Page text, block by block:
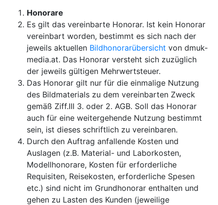
Honorare
Es gilt das vereinbarte Honorar. Ist kein Honorar
vereinbart worden, bestimmt es sich nach der
jeweils aktuellen Bildhonorarübersicht von dmuk-
media.at. Das Honorar versteht sich zuzüglich
der jeweils gültigen Mehrwertsteuer.
Das Honorar gilt nur für die einmalige Nutzung
des Bildmaterials zu dem vereinbarten Zweck
gemäß Ziff.III 3. oder 2. AGB. Soll das Honorar
auch für eine weitergehende Nutzung bestimmt
sein, ist dieses schriftlich zu vereinbaren.
Durch den Auftrag anfallende Kosten und
Auslagen (z.B. Material- und Laborkosten,
Modellhonorare, Kosten für erforderliche
Requisiten, Reisekosten, erforderliche Spesen
etc.) sind nicht im Grundhonorar enthalten und
gehen zu Lasten des Kunden (jeweilige